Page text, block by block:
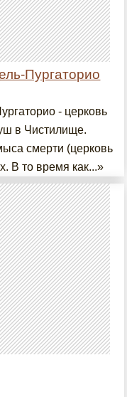
Пургаторио
- церковь
в Чистилище.
смерти (церковь
В то время как...»